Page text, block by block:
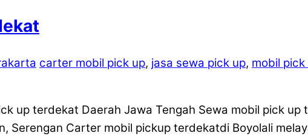
carter mobil pick up, jasa sewa pick up, mobil
up terdekat Daerah Jawa Tengah Sewa mobil pick
Serengan Carter mobil pickup terdekatdi Boyolali